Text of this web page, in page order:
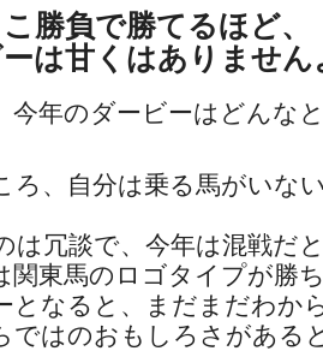
勝負で勝てるほど、
は甘くはありません
今年のダービーはどんな
ろ、自分は乗る馬がいな
は冗談で、今年は混戦だ
関東馬のロゴタイプが勝
となると、まだまだわか
ではのおもしろさがある